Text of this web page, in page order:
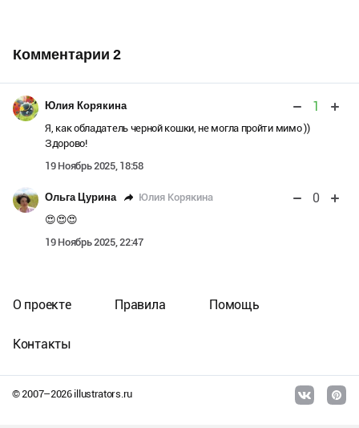
Комментарии 2
Юлия Корякина 1
Я, как обладатель черной кошки, не могла пройти мимо ))
Здорово!
19 Ноябрь 2025, 18:58
Ольга Цурина Юлия Корякина 0
😍😍😍
19 Ноябрь 2025, 22:47
© 2007–2026illustrators.ru
О проекте Правила Помощь
Контакты